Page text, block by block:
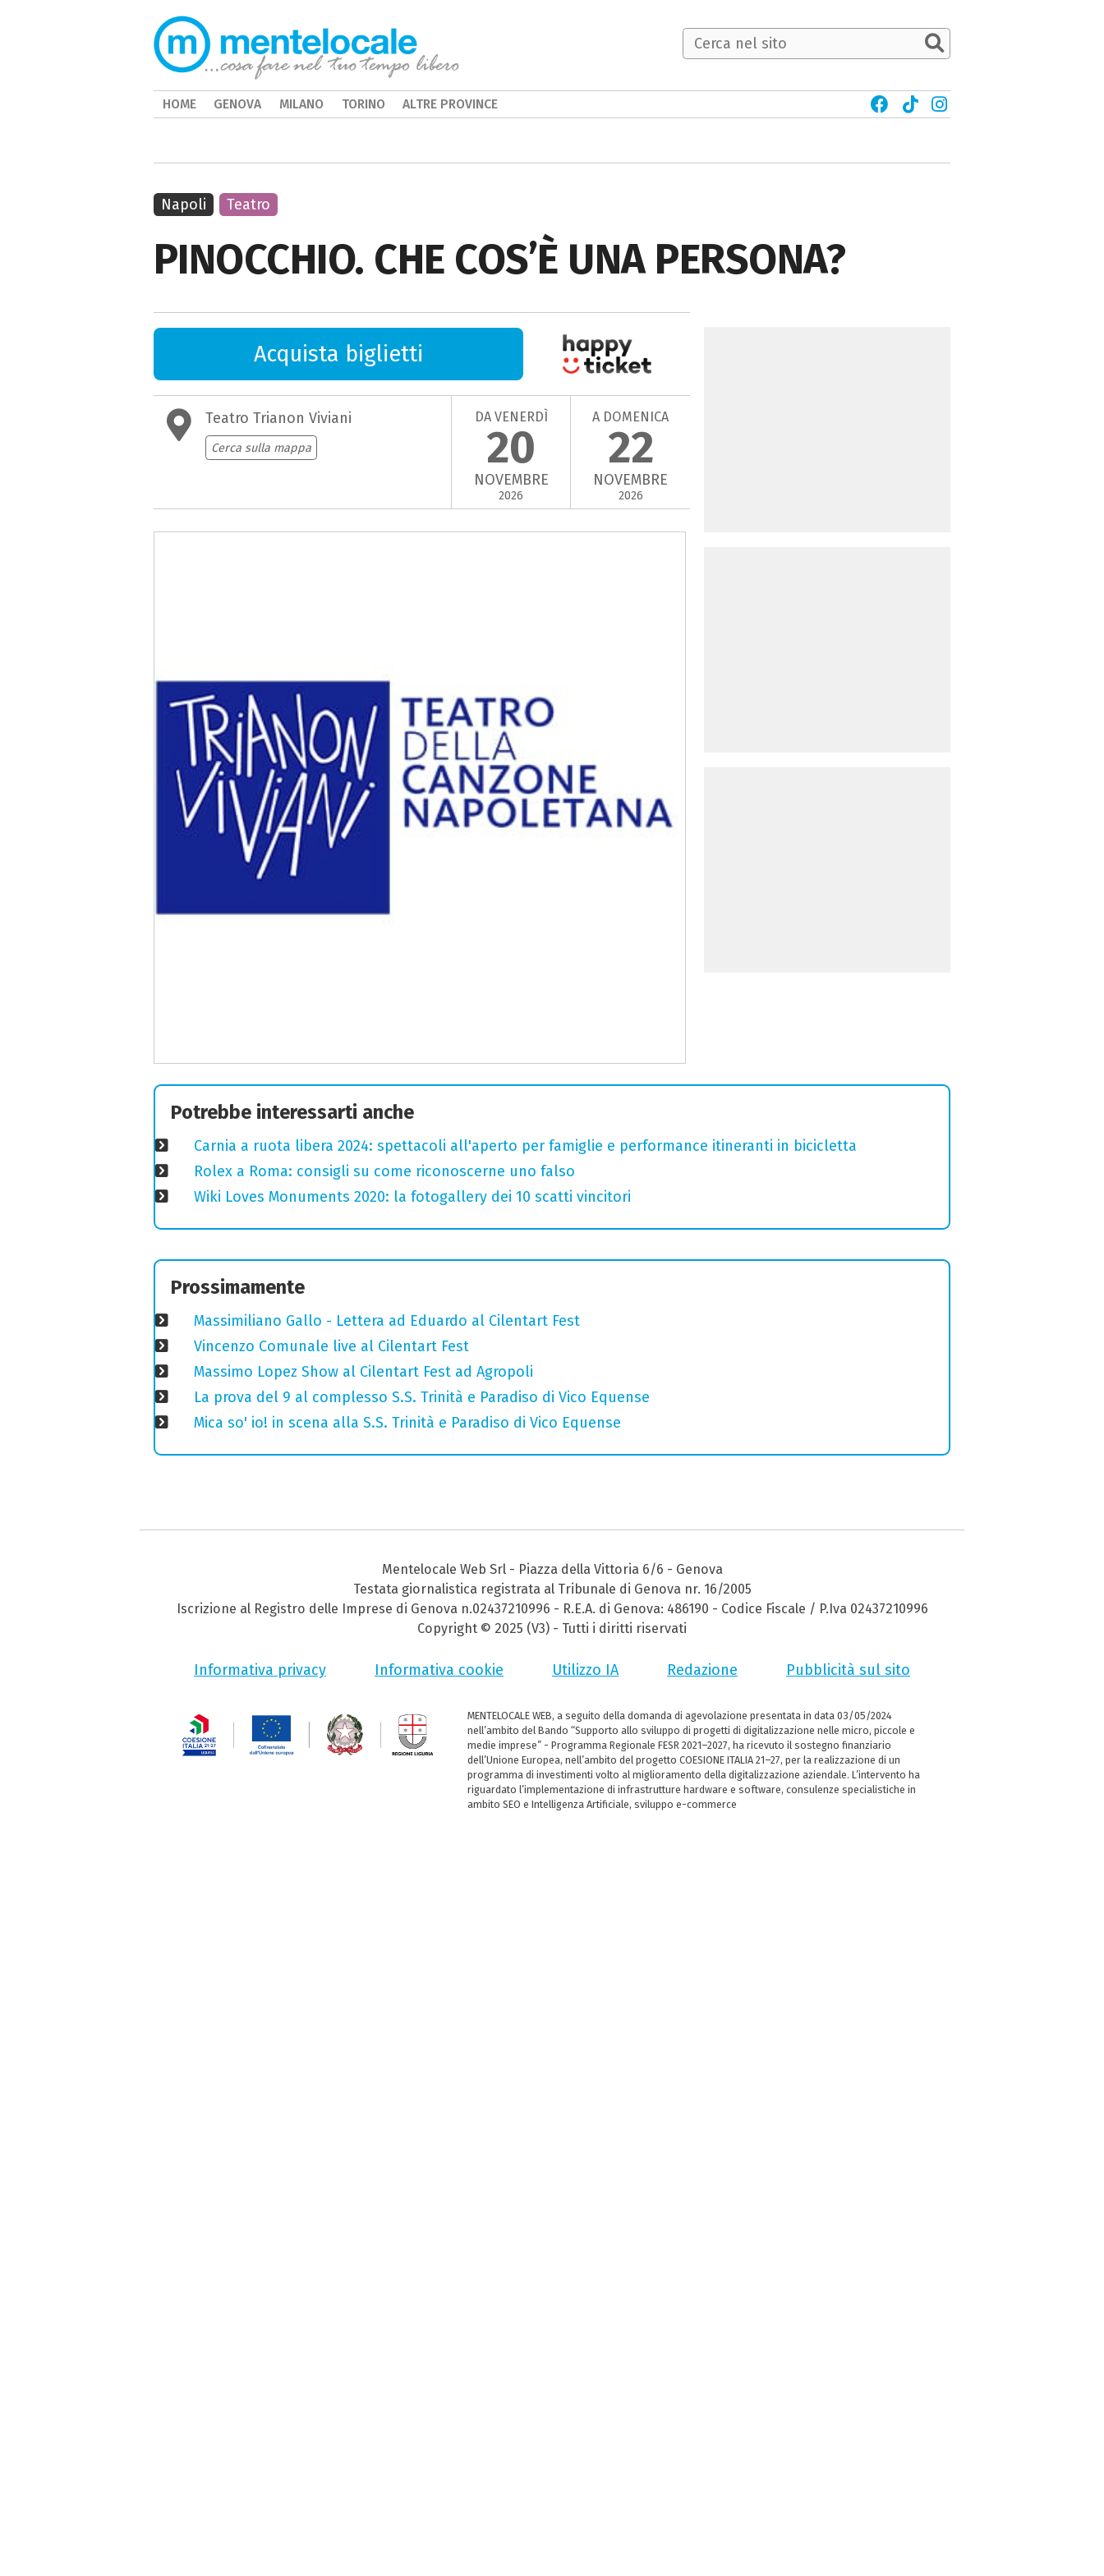
PINOCCHIO. CHE COS’È UNA PERSONA?
Acquista biglietti
Teatro Trianon Viviani
Cerca sulla mappa
DA VENERDÌ
20
NOVEMBRE
2026
A DOMENICA
22
NOVEMBRE
2026
Napoli Teatro
Potrebbe interessarti anche
Carnia a ruota libera 2024: spettacoli all'aperto per famiglie e performance itineranti in bicicletta
Rolex a Roma: consigli su come riconoscerne uno falso
Wiki Loves Monuments 2020: la fotogallery dei 10 scatti vincitori
Prossimamente
Massimiliano Gallo - Lettera ad Eduardo al Cilentart Fest
Vincenzo Comunale live al Cilentart Fest
Massimo Lopez Show al Cilentart Fest ad Agropoli
La prova del 9 al complesso S.S. Trinità e Paradiso di Vico Equense
Mica so' io! in scena alla S.S. Trinità e Paradiso di Vico Equense
HOME GENOVA MILANO TORINO ALTRE PROVINCE
Mentelocale Web Srl - Piazza della Vittoria 6/6 - Genova
Testata giornalistica registrata al Tribunale di Genova nr. 16/2005
Iscrizione al Registro delle Imprese di Genova n.02437210996 - R.E.A. di Genova: 486190 - Codice Fiscale / P.Iva 02437210996
Copyright © 2025 (V3) - Tutti i diritti riservati
Informativa privacy Informativa cookie Utilizzo IA Redazione Pubblicità sul sito
MENTELOCALE WEB, a seguito della domanda di agevolazione presentata in data 03/05/2024
nell’ambito del Bando “Supporto allo sviluppo di progetti di digitalizzazione nelle micro, piccole e
medie imprese” - Programma Regionale FESR 2021–2027, ha ricevuto il sostegno finanziario
dell’Unione Europea, nell’ambito del progetto COESIONE ITALIA 21–27, per la realizzazione di un
programma di investimenti volto al miglioramento della digitalizzazione aziendale. L’intervento ha
riguardato l’implementazione di infrastrutture hardware e software, consulenze specialistiche in
ambito SEO e Intelligenza Artificiale, sviluppo e-commerce